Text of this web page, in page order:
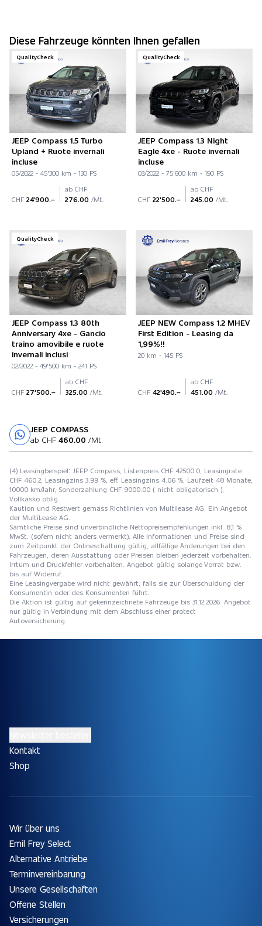
Diese Fahrzeuge könnten Ihnen gefallen
QualityCheck
JEEP Compass 1.5 Turbo
Upland + Ruote invernali
incluse
05/2022 - 45'300 km - 130 PS
CHF 24'900.–
ab CHF
276.00 /Mt.
QualityCheck
JEEP Compass 1.3 Night
Eagle 4xe - Ruote invernali
incluse
03/2022 - 75'600 km - 190 PS
CHF 22'500.–
ab CHF
245.00 /Mt.
QualityCheck
JEEP Compass 1.3 80th
Anniversary 4xe - Gancio
traino amovibile e ruote
invernali inclusi
02/2022 - 49'500 km - 241 PS
CHF 27'500.–
ab CHF
325.00 /Mt.
JEEP NEW Compass 1.2 MHEV
First Edition - Leasing da
1,99%!!
20 km - 145 PS
CHF 42'490.–
ab CHF
451.00 /Mt.
JEEP COMPASS
ab CHF 460.00 /Mt.
(4) Leasingbeispiel: JEEP Compass, Listenpreis CHF 42500.0, Leasingrate
CHF 460.2, Leasingzins 3.99 %, eff. Leasingzins 4.06 %, Laufzeit 48 Monate,
10000 km/Jahr, Sonderzahlung CHF 9000.00 ( nicht obligatorisch ),
Vollkasko oblig.
Kaution und Restwert gemäss Richtlinien von Multilease AG. Ein Angebot
der MultiLease AG.
Sämtliche Preise sind unverbindliche Nettopreisempfehlungen inkl. 8,1 %
MwSt. (sofern nicht anders vermerkt). Alle Informationen und Preise sind
zum Zeitpunkt der Onlineschaltung gültig, allfällige Änderungen bei den
Fahrzeugen, deren Ausstattung oder Preisen bleiben jederzeit vorbehalten.
Irrtum und Druckfehler vorbehalten. Angebot gültig solange Vorrat bzw.
bis auf Widerruf.
Eine Leasingvergabe wird nicht gewährt, falls sie zur Überschuldung der
Konsumentin oder des Konsumenten führt.
Die Aktion ist gültig auf gekennzeichnete Fahrzeuge bis 31.12.2026. Angebot
nur gültig in Verbindung mit dem Abschluss einer protect
Autoversicherung.
Kontakt
Shop
Wir über uns
Emil Frey Select
Alternative Antriebe
Terminvereinbarung
Unsere Gesellschaften
Offene Stellen
Versicherungen